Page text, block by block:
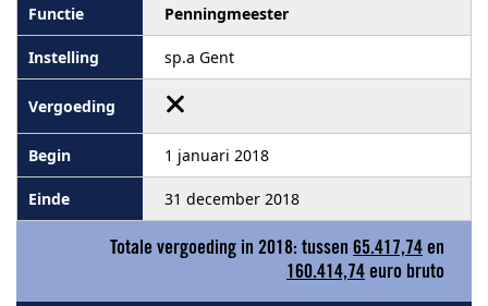
Penningmeester
sp.a Gent
1 januari 2018
31 december 2018
Totale vergoeding in 2018: tussen 65.417,74 en
160.414,74 euro bruto